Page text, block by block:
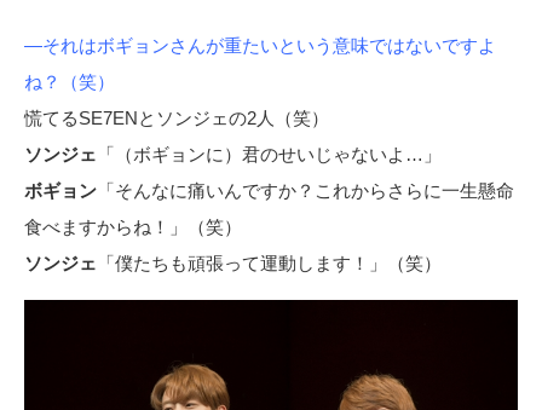
―それはボギョンさんが重たいという意味ではないですよ
ね？（笑）
慌てるSE7ENとソンジェの2人（笑）
ソンジェ 「（ボギョンに）君のせいじゃないよ…」
ボギョン 「そんなに痛いんですか？これからさらに一生懸命
食べますからね！」（笑）
ソンジェ 「僕たちも頑張って運動します！」（笑）